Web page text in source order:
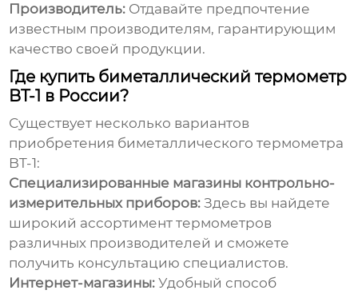
Производитель: Отдавайте предпочтение
известным производителям, гарантирующим
качество своей продукции.
Где купить биметаллический термометр
BT-1 в России?
Существует несколько вариантов
приобретения биметаллического термометра
BT-1:
Специализированные магазины контрольно-
измерительных приборов: Здесь вы найдете
широкий ассортимент термометров
различных производителей и сможете
получить консультацию специалистов.
Интернет-магазины: Удобный способ